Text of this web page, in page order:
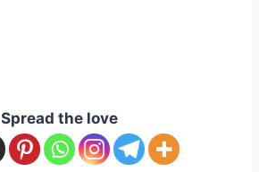
Spread the love